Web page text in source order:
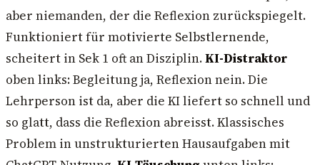
aber niemanden, der die Reflexion zurückspiegelt.
Funktioniert für motivierte Selbstlernende,
scheitert in Sek 1 oft an Disziplin.KI-Distraktor
oben links: Begleitung ja, Reflexion nein. Die
Lehrperson ist da, aber die KI liefert so schnell und
so glatt, dass die Reflexion abreisst. Klassisches
Problem in unstrukturierten Hausaufgaben mit